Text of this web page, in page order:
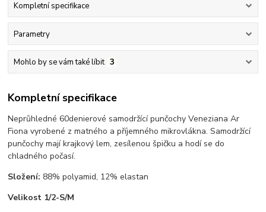
Kompletní specifikace
Parametry
Mohlo by se vám také líbit 3
Kompletní specifikace
Neprůhledné 60denierové samodržící punčochy Veneziana Ar
Fiona vyrobené z matného a příjemného mikrovlákna. Samodržící
punčochy mají krajkový lem, zesílenou špičku a hodí se do
chladného počasí.
Složení: 88% polyamid, 12% elastan
Velikost 1/2-S/M